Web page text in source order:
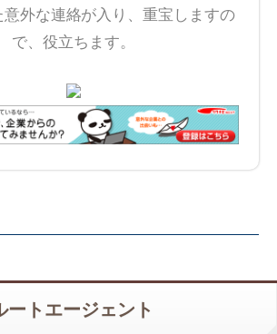
外な連絡が入り、重宝しますの
で、役立ちます。
トエージェント